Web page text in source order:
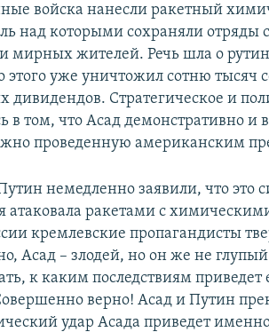
войска нанесли ракетный
над которыми сохраняли отряды
мирных жителей. Речь шла о
этого уже уничтожил сотню тысяч
Стратегическое и
в том, что Асад демонстративно
проведенную американским
немедленно заявили, что это
атаковала ракетами с
кремлевские пропагандисты
Асад – злодей, но он же не
к каким последствиям приведет
верно! Асад и Путин
удар Асада приведет